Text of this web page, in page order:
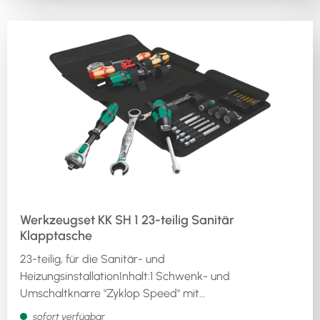
Kombigewindebohrer mit 6,3 mm (1/4")
6,8 x 51 / 8,5 x 59 mmje 1 HSS Spiralbohrerbit mit 6,3
mm (1/4") Sechskantantrieb 3 x 38 / 4 x 44 / 5 x 50 / 6
x 50 / 8 x 51 / 10 x 54 mm1 aufsteckbarer
Schraubenhalter1 einpoliger Spannungsprüfer (150 -
250 Volt AC)* 89 mm lang, ** 25 mm langWeitere
technische Eigenschaften:· Ausführung: Metallbau·
Verpackung: KlapptascheLieferung in robuster,
kompakter, langlebiger Box mit textilem
oberflächenschonendem Außenmaterial
Werkzeugset KK SH 1 23-teilig Sanitär
Klapptasche
23-teilig, für die Sanitär- und
HeizungsinstallationInhalt:1 Schwenk- und
Umschaltknarre "Zyklop Speed" mit
Mehrkomponenten-Kraftform Griff · 6,3 mm (1/4")-
sofort verfügbar